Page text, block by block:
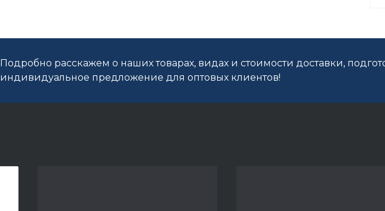
Подробно расскажем о наших товарах, видах и стоимости доставки,
индивидуальное предложение для оптовых клиентов!